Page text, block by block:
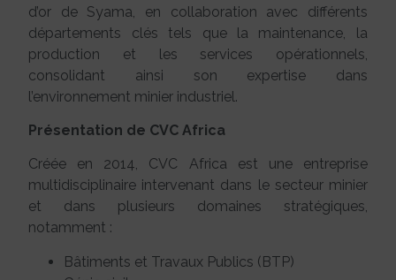
d’or de Syama, en collaboration avec différents
départements clés tels que la maintenance, la
production et les services opérationnels,
consolidant ainsi son expertise dans
l’environnement minier industriel.
Présentation de CVC Africa
Créée en 2014, CVC Africa est une entreprise
multidisciplinaire intervenant dans le secteur minier
et dans plusieurs domaines stratégiques,
notamment :
Bâtiments et Travaux Publics (BTP)